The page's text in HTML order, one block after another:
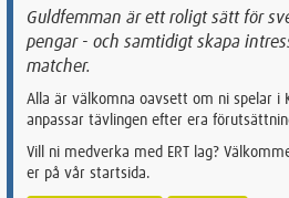
Guldfemman är ett roligt sätt för
pengar - och samtidigt skapa
matcher.
Alla är välkomna oavsett om ni spelar i
anpassar tävlingen efter era
Vill ni medverka med ERT lag?
er på vår startsida.